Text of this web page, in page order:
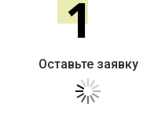
1
Оставьте заявку